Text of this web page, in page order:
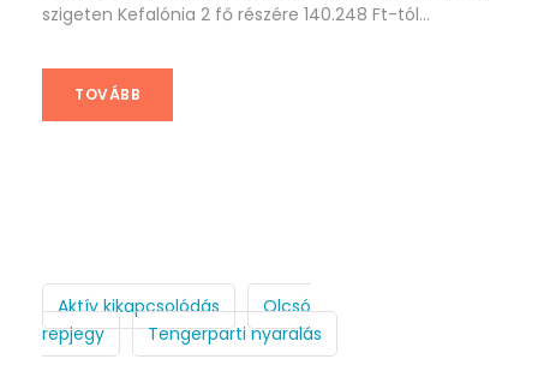
szigeten Kefalónia 2 fő részére 140.248 Ft-tól...
TOVÁBB
Aktív kikapcsolódás
Olcsó
repjegy
Tengerparti nyaralás